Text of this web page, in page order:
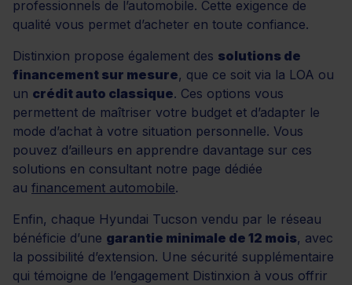
professionnels de l’automobile. Cette exigence de
qualité vous permet d’acheter en toute confiance.
Distinxion propose également des solutions de
financement sur mesure, que ce soit via la LOA ou
un crédit auto classique. Ces options vous
permettent de maîtriser votre budget et d’adapter le
mode d’achat à votre situation personnelle. Vous
pouvez d’ailleurs en apprendre davantage sur ces
solutions en consultant notre page dédiée
au financement automobile.
Enfin, chaque Hyundai Tucson vendu par le réseau
bénéficie d’une garantie minimale de 12 mois, avec
la possibilité d’extension. Une sécurité supplémentaire
qui témoigne de l’engagement Distinxion à vous offrir